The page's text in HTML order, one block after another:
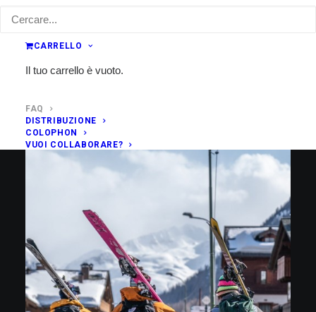
CARRELLO
Il tuo carrello è vuoto.
FAQ
DISTRIBUZIONE
COLOPHON
VUOI COLLABORARE?